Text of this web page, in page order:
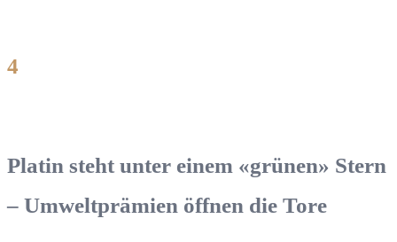
4
Platin steht unter einem «grünen» Stern
– Umweltprämien öffnen die Tore